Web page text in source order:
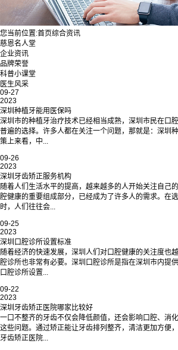
您当前位置:首页综合资讯
慈恩名人堂
企业资讯
品牌荣誉
科普小课堂
医生风采
09-27
2023
深圳种植牙能用医保吗
深圳市的种植牙治疗技术已经相当成熟，深圳市民在口
普遍的选择。许多人都在关注一个问题，那就是：深圳
策上来看，中...
09-26
2023
深圳牙齿矫正服务机构
随着人们生活水平的提高，越来越多的人开始关注自己
腔健康的重要组成部分，已经成为了许多人的需求。在
时，人们往往会...
09-25
2023
深圳口腔诊所设置标准
随着经济的快速发展，深圳人们对口腔健康的关注度也
腔诊所也非常有必要。深圳口腔诊所是指在深圳市内提
口腔诊所设置...
09-22
2023
深圳牙齿矫正医院哪家比较好
一口不整齐的牙齿不仅会降低颜值，还会影响口腔、消
这些问题。通过矫正能让牙齿排列整齐，清洁更加方便
牙齿矫正医院...